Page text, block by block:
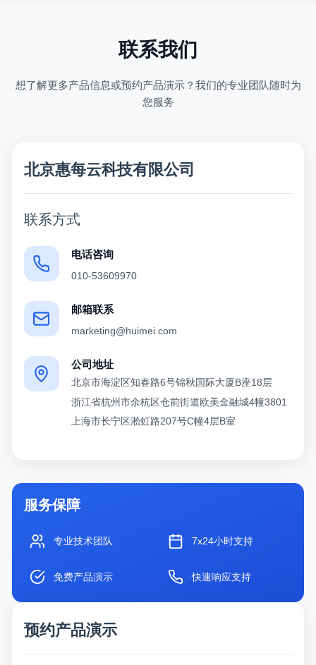
联系我们
想了解更多产品信息或预约产品演示？我们的专业团队随时为
您服务
北京惠每云科技有限公司
联系方式
电话咨询
010-53609970
邮箱联系
marketing@huimei.com
公司地址
北京市海淀区知春路6号锦秋国际大厦B座18层
浙江省杭州市余杭区仓前街道欧美金融城4幢3801
上海市长宁区淞虹路207号C幢4层B室
服务保障
专业技术团队 7x24小时支持
免费产品演示 快速响应支持
预约产品演示